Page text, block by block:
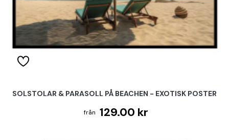
SOLSTOLAR & PARASOLL PÅ BEACHEN - EXOTISK POSTER
129.00 kr